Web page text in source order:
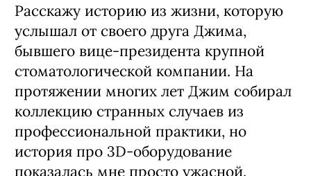
Расскажу историю из жизни, которую
услышал от своего друга Джима,
бывшего вице-президента крупной
стоматологической компании. На
протяжении многих лет Джим собирал
коллекцию странных случаев из
профессиональной практики, но
история про 3D-оборудование
показалась мне просто ужасной.